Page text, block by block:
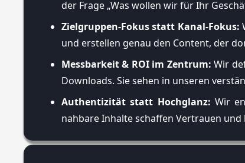
der Frage „Was wollen wir für Ihr
Zielgruppen-Fokus statt Kanal-Fokus:
und erstellen genau den Content, der
Messbarkeit & ROI im Zentrum: Wir
Downloads. Sie sehen in unseren
Authentizität statt Hochglanz: Wir
nahbare Inhalte schaffen Vertrauen